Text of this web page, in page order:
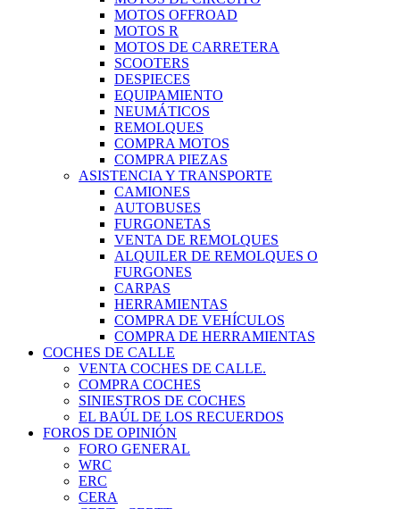
MOTOS OFFROAD
MOTOS R
MOTOS DE CARRETERA
SCOOTERS
DESPIECES
EQUIPAMIENTO
NEUMÁTICOS
REMOLQUES
COMPRA MOTOS
COMPRA PIEZAS
ASISTENCIA Y TRANSPORTE
CAMIONES
AUTOBUSES
FURGONETAS
VENTA DE REMOLQUES
ALQUILER DE REMOLQUES O
FURGONES
CARPAS
HERRAMIENTAS
COMPRA DE VEHÍCULOS
COMPRA DE HERRAMIENTAS
COCHES DE CALLE
VENTA COCHES DE CALLE.
COMPRA COCHES
SINIESTROS DE COCHES
EL BAÚL DE LOS RECUERDOS
FOROS DE OPINIÓN
FORO GENERAL
WRC
ERC
CERA